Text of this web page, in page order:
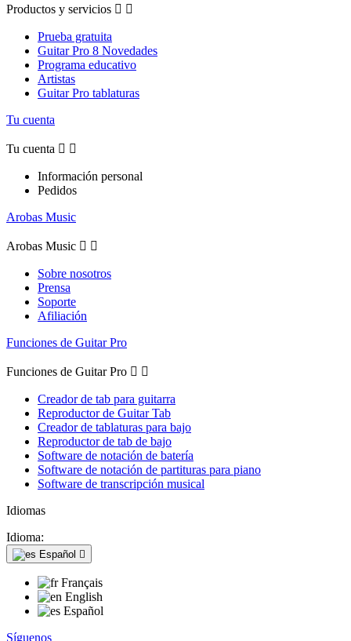
Productos y servicios  
Prueba gratuita
Guitar Pro 8 Novedades
Programa educativo
Artistas
Guitar Pro tablaturas
Tu cuenta
Tu cuenta  
Información personal
Pedidos
Arobas Music
Arobas Music  
Sobre nosotros
Prensa
Soporte
Afiliación
Funciones de Guitar Pro
Funciones de Guitar Pro  
Creador de tab para guitarra
Reproductor de Guitar Tab
Creador de tablaturas para bajo
Reproductor de tab de bajo
Software de notación de batería
Software de notación de partituras para piano
Software de transcripción musical
Idiomas
Idioma:
Español 
Français
English
Español
Síguenos